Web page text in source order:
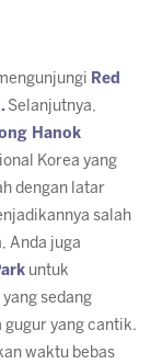
Red
Selanjutnya,
Hanok
Korea yang
dengan latar
salah
Anda juga
untuk
sedang
gugur yang cantik.
waktu bebas